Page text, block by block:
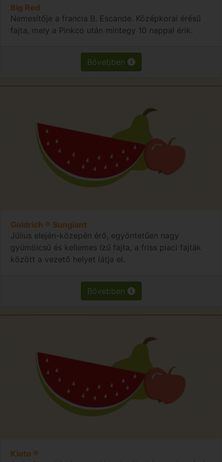
Big Red
Nemesítője a francia B. Escande. Középkorai érésű
fajta, mely a Pinkco után mintegy 10 nappal érik.
Bővebben
Goldrich ® Sungiant
Július elején-közepén érő, egyöntetűen nagy
gyümölcsű és kellemes ízű fajta, a friss piaci fajták
között a vezető helyet látja el.
Bővebben
Kioto ®